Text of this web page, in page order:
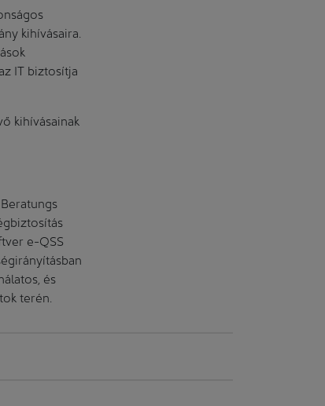
kihívásaira.
IT biztosítja
kihívásainak
e-QSS
és
terén.